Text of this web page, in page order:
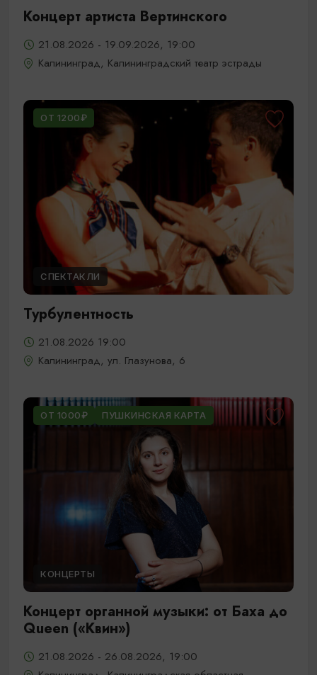
Концерт артиста Вертинского
21.08.2026 - 19.09.2026, 19:00
Калининград, Калининградский театр эстрады
ОТ 1200₽
СПЕКТАКЛИ
Турбулентность
21.08.2026 19:00
Калининград, ул. Глазунова, 6
ОТ 1000₽ ПУШКИНСКАЯ КАРТА
КОНЦЕРТЫ
Концерт органной музыки: от Баха до
Queen («Квин»)
21.08.2026 - 26.08.2026, 19:00